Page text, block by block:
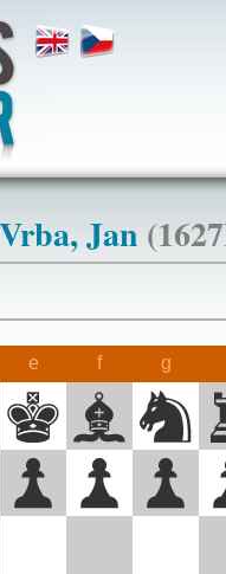
Vrba, Jan
e f g